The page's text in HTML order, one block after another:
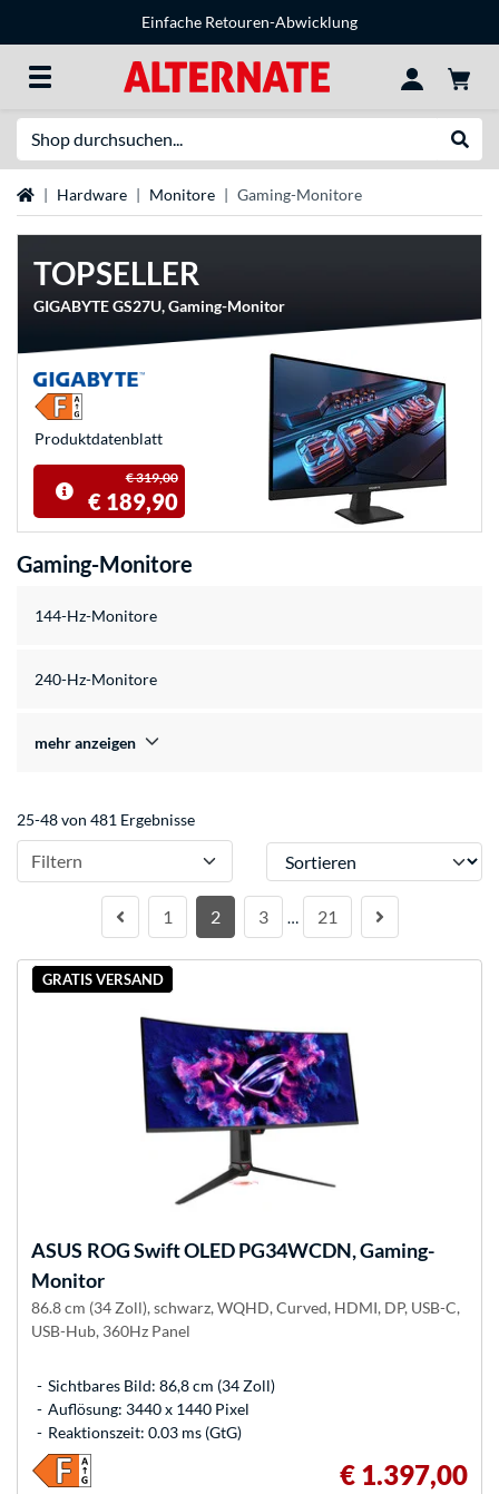
Einfache Retouren-Abwicklung
StartseiteHardware Monitore Gaming-Monitore
TOPSELLER
GIGABYTE GS27U, Gaming-Monitor
Produkt­datenblatt
€ 319,00
€ 189,90
Gaming-Monitore
144-Hz-Monitore
240-Hz-Monitore
mehr anzeigen
25-48 von 481 Ergebnisse
Filtern Sortieren
1 2 3 … 21
GRATIS VERSAND
ASUS ROG Swift OLED PG34WCDN, Gaming-
Monitor
86.8 cm (34 Zoll), schwarz, WQHD, Curved, HDMI, DP, USB-C,
USB-Hub, 360Hz Panel
Sichtbares Bild: 86,8 cm (34 Zoll)
Auflösung: 3440 x 1440 Pixel
Reaktionszeit: 0.03 ms (GtG)
€ 1.397,00